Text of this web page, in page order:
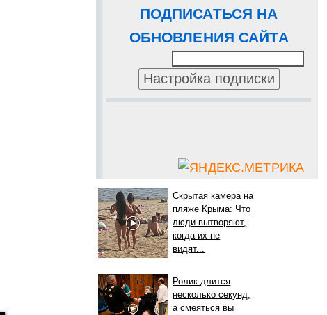
ПОДПИСАТЬСЯ НА
ОБНОВЛЕНИЯ САЙТА
Скрытая камера на
пляже Крыма: Что
люди вытворяют,
когда их не
видят...
Ролик длится
несколько секунд,
а смеяться вы